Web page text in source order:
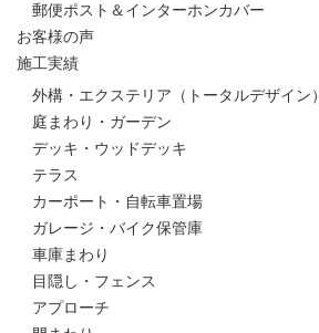
郵便ポスト＆インターホンカバー
お客様の声
施工実績
外構・エクステリア（トータルデザイン）
庭まわり・ガーデン
デッキ・ウッドデッキ
テラス
カーポート・自転車置場
ガレージ・バイク保管庫
車庫まわり
目隠し・フェンス
アプローチ